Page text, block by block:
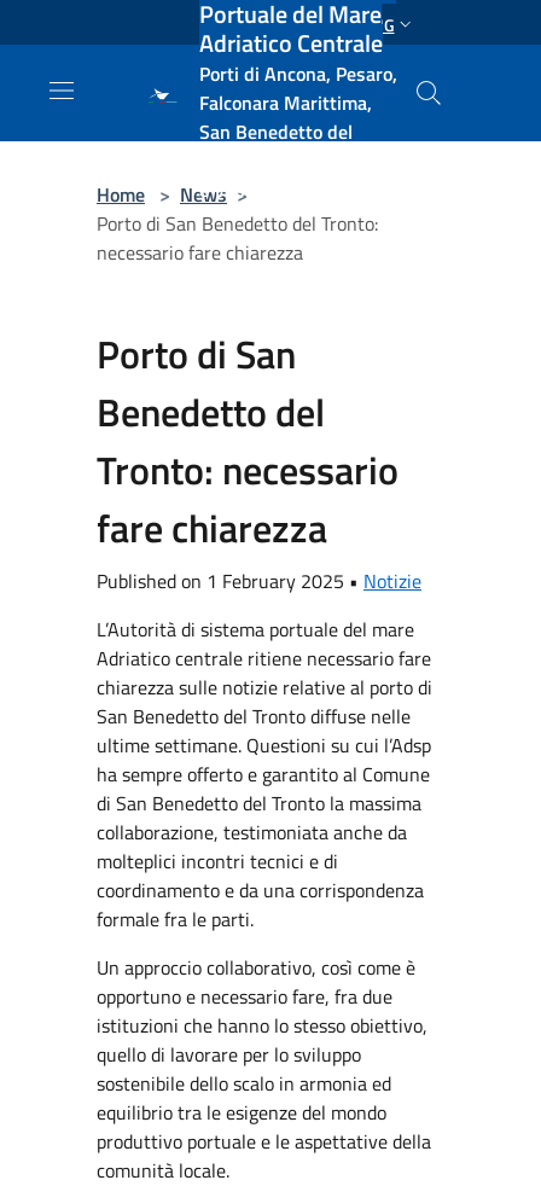
Salta al contenuto principale ENG
Portuale del Mare
Adriatico Centrale
Porti di Ancona, Pesaro,
Falconara Marittima,
San Benedetto del
e Vasto
Home > News >
Porto di San Benedetto del Tronto:
necessario fare chiarezza
Porto di San
Benedetto del
Tronto: necessario
fare chiarezza
Published on 1 February 2025 • Notizie
L’Autorità di sistema portuale del mare
Adriatico centrale ritiene necessario fare
chiarezza sulle notizie relative al porto di
San Benedetto del Tronto diffuse nelle
ultime settimane. Questioni su cui l’Adsp
ha sempre offerto e garantito al Comune
di San Benedetto del Tronto la massima
collaborazione, testimoniata anche da
molteplici incontri tecnici e di
coordinamento e da una corrispondenza
formale fra le parti.
Un approccio collaborativo, così come è
opportuno e necessario fare, fra due
istituzioni che hanno lo stesso obiettivo,
quello di lavorare per lo sviluppo
sostenibile dello scalo in armonia ed
equilibrio tra le esigenze del mondo
produttivo portuale e le aspettative della
comunità locale.